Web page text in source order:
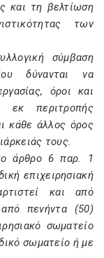
και τη βελτίωση
των
σύμβαση
δύνανται να
όροι και
εκ περιτροπής
κάθε άλλος όρος
τους.
άρθρο 6 παρ. 1
επιχειρησιακή
και από
πενήντα (50)
σωματείο
σωματείο ή με